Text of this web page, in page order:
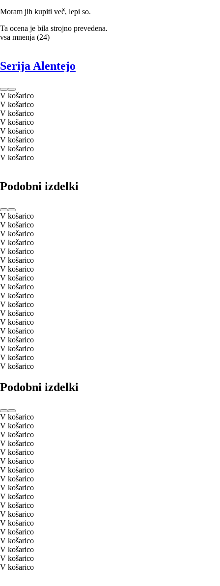
Moram jih kupiti več, lepi so.
Ta ocena je bila strojno prevedena.
vsa mnenja (24)
Serija Alentejo
V košarico
V košarico
V košarico
V košarico
V košarico
V košarico
V košarico
V košarico
Podobni izdelki
V košarico
V košarico
V košarico
V košarico
V košarico
V košarico
V košarico
V košarico
V košarico
V košarico
V košarico
V košarico
V košarico
V košarico
V košarico
V košarico
V košarico
V košarico
Podobni izdelki
V košarico
V košarico
V košarico
V košarico
V košarico
V košarico
V košarico
V košarico
V košarico
V košarico
V košarico
V košarico
V košarico
V košarico
V košarico
V košarico
V košarico
V košarico